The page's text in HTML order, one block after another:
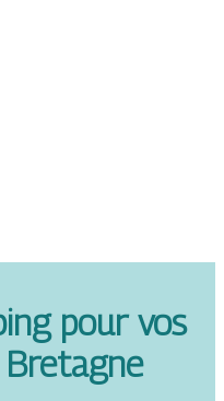
pour vos